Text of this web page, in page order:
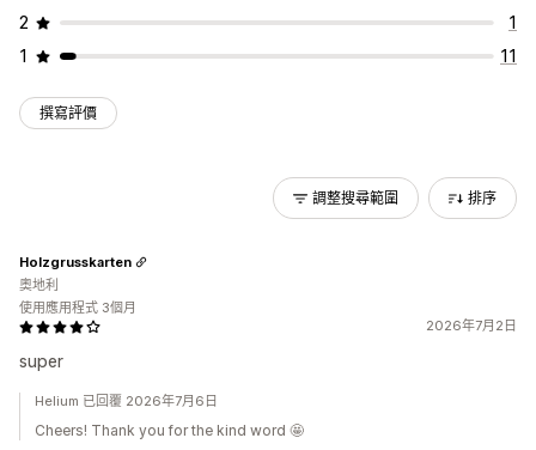
2
1
1
11
撰寫評價
調整搜尋範圍 排序
2026年7月2日
super
Holzgrusskarten
奧地利
使用應用程式 3個月
Helium 已回覆 2026年7月6日
Cheers! Thank you for the kind word 🤩